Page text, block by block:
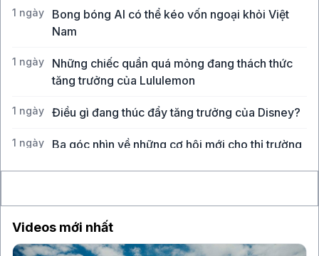
1 ngày
Bong bóng AI có thể kéo vốn ngoại khỏi Việt
Nam
1 ngày
Những chiếc quần quá mỏng đang thách thức
tăng trưởng của Lululemon
1 ngày Điều gì đang thúc đẩy tăng trưởng của Disney?
1 ngày
Ba góc nhìn về những cơ hội mới cho thị trường
Videos mới nhất